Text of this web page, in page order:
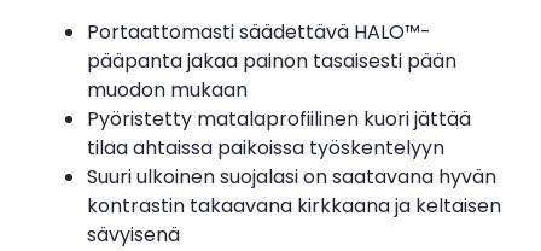
Portaattomasti säädettävä HALO™-
pääpanta jakaa painon tasaisesti pään
muodon mukaan
Pyöristetty matalaprofiilinen kuori jättää
tilaa ahtaissa paikoissa työskentelyyn
Suuri ulkoinen suojalasi on saatavana hyvän
kontrastin takaavana kirkkaana ja keltaisen
sävyisenä